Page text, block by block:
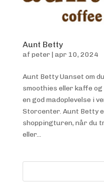
Aunt Betty
af peter | apr 10, 2024
Aunt Betty Uanset om
smoothies eller kaffe
en god madoplevelse i
Storcenter. Aunt Betty
shoppingturen, når du
eller...